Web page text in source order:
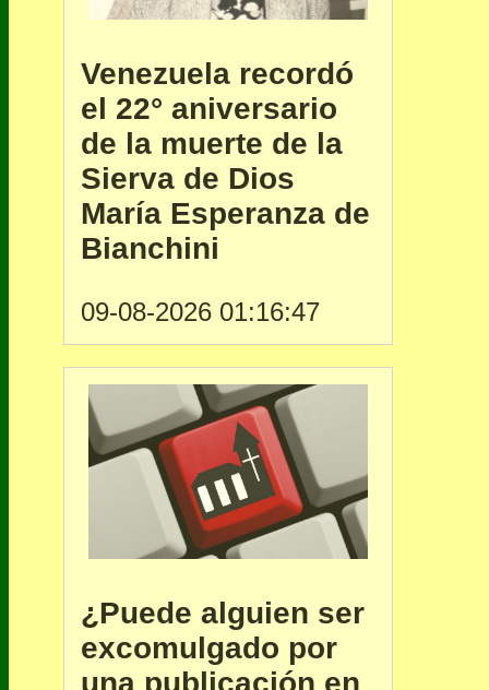
Venezuela recordó
el 22° aniversario
de la muerte de la
Sierva de Dios
María Esperanza de
Bianchini
09-08-2026 01:16:47
¿Puede alguien ser
excomulgado por
una publicación en